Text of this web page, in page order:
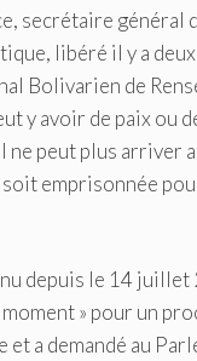
secrétaire général
libéré il y a
Bolivarien de
y avoir de paix ou
ne peut plus arriver
emprisonnée
depuis le 14 juillet
» pour un
a demandé au